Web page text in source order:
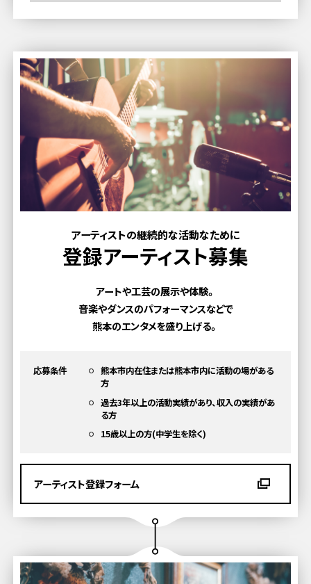
アーティストの継続的な活動なために
登録アーティスト募集
アートや工芸の展示や体験。
音楽やダンスのパフォーマンスなどで
熊本のエンタメを盛り上げる。
応募条件
熊本市内在住または熊本市内に活動の場がある
方
過去3年以上の活動実績があり、収入の実績があ
る方
15歳以上の方(中学生を除く)
アーティスト登録フォーム